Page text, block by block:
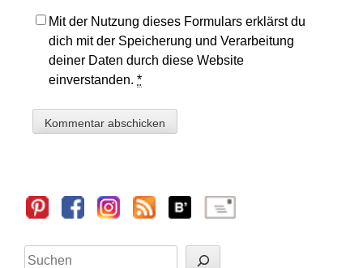
Mit der Nutzung dieses Formulars erklärst du
dich mit der Speicherung und Verarbeitung
deiner Daten durch diese Website
einverstanden.*
Sidebar
Suchen